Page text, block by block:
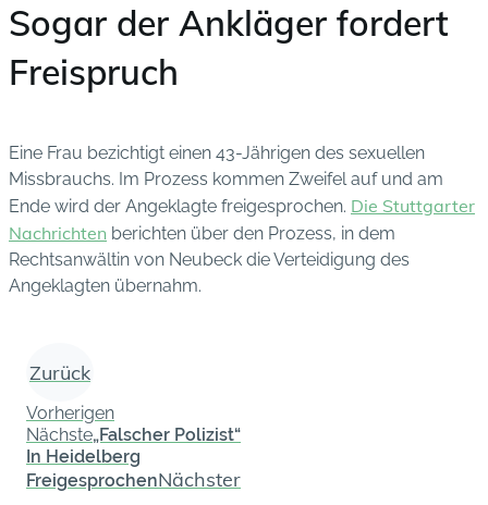
Sogar der Ankläger fordert
Freispruch
Eine Frau bezichtigt einen 43-Jährigen des sexuellen
Missbrauchs. Im Prozess kommen Zweifel auf und am
Ende wird der Angeklagte freigesprochen. Die Stuttgarter
Nachrichten berichten über den Prozess, in dem
Rechtsanwältin von Neubeck die Verteidigung des
Angeklagten übernahm.
Zurück
Vorherigen
Nächste„Falscher Polizist“
In Heidelberg
FreigesprochenNächster